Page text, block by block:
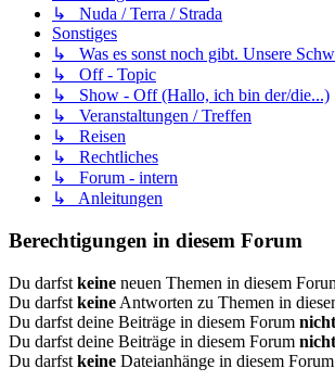
↳ Nuda / Terra / Strada
Sonstiges
↳ Was es sonst noch gibt. Unsere
↳ Off - Topic
↳ Show - Off (Hallo, ich bin der/die...)
↳ Veranstaltungen / Treffen
↳ Reisen
↳ Rechtliches
↳ Forum - intern
↳ Anleitungen
Berechtigungen in diesem Forum
Du darfst keine neuen Themen in diesem
Du darfst keine Antworten zu Themen in
Du darfst deine Beiträge in diesem Forum nicht
Du darfst deine Beiträge in diesem Forum nicht
Du darfst keine Dateianhänge in diesem